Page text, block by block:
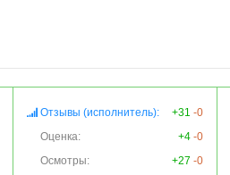
Отзывы (исполнитель): +31 -0
Оценка:
+4 -0
Осмотры:
+27 -0